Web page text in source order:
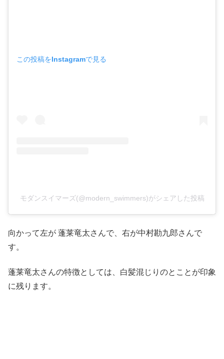
この投稿をInstagramで見る
モダンスイマーズ(@modern_swimmers)がシェアした投稿
向かって左が 蓬莱竜太さんで、右が中村勘九郎さんで
す。
蓬莱竜太さんの特徴としては、白髪混じりのとことが印象
に残ります。